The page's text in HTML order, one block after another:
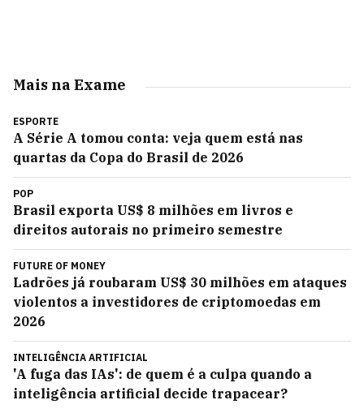
Mais na Exame
ESPORTE
A Série A tomou conta: veja quem está nas
quartas da Copa do Brasil de 2026
POP
Brasil exporta US$ 8 milhões em livros e
direitos autorais no primeiro semestre
FUTURE OF MONEY
Ladrões já roubaram US$ 30 milhões em ataques
violentos a investidores de criptomoedas em
2026
INTELIGÊNCIA ARTIFICIAL
'A fuga das IAs': de quem é a culpa quando a
inteligência artificial decide trapacear?